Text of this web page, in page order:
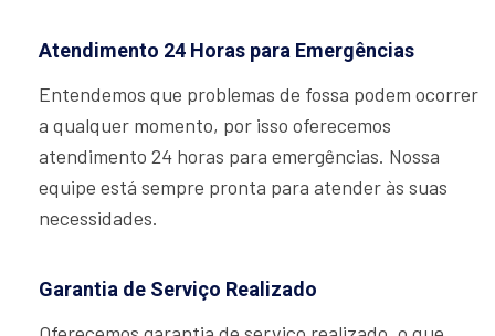
Atendimento 24 Horas para Emergências
Entendemos que problemas de fossa podem ocorrer
a qualquer momento, por isso oferecemos
atendimento 24 horas para emergências. Nossa
equipe está sempre pronta para atender às suas
necessidades.
Garantia de Serviço Realizado